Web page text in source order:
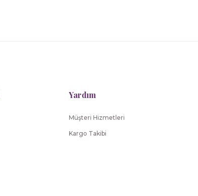
Yardım
Müşteri Hizmetleri
Kargo Takibi